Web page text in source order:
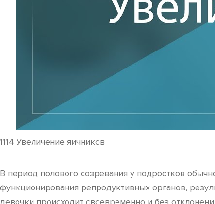
1114 Увеличение яичников
В период полового созревания у подростков
функционирования репродуктивных органов,
девочки происходит своевременно и без